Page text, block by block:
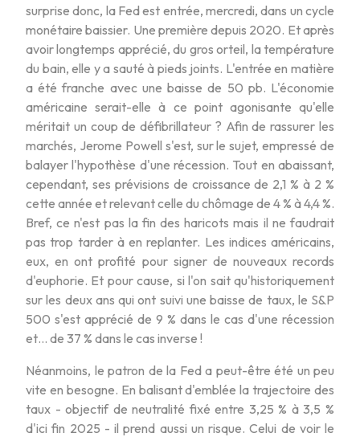
surprise donc, la Fed est entrée, mercredi, dans un cycle
monétaire baissier. Une première depuis 2020. Et après
avoir longtemps apprécié, du gros orteil, la température
du bain, elle y a sauté à pieds joints. L'entrée en matière
a été franche avec une baisse de 50 pb. L'économie
américaine serait-elle à ce point agonisante qu'elle
méritait un coup de défibrillateur ? Afin de rassurer les
marchés, Jerome Powell s'est, sur le sujet, empressé de
balayer l'hypothèse d'une récession. Tout en abaissant,
cependant, ses prévisions de croissance de 2,1 % à 2 %
cette année et relevant celle du chômage de 4 % à 4,4 %.
Bref, ce n'est pas la fin des haricots mais il ne faudrait
pas trop tarder à en replanter. Les indices américains,
eux, en ont profité pour signer de nouveaux records
d'euphorie. Et pour cause, si l'on sait qu'historiquement
sur les deux ans qui ont suivi une baisse de taux, le S&P
500 s'est apprécié de 9 % dans le cas d'une récession
et… de 37 % dans le cas inverse !
Néanmoins, le patron de la Fed a peut-être été un peu
vite en besogne. En balisant d'emblée la trajectoire des
taux - objectif de neutralité fixé entre 3,25 % à 3,5 %
d'ici fin 2025 - il prend aussi un risque. Celui de voir le